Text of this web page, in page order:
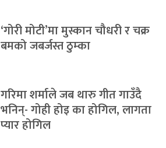
‘गोरी मोटी’मा मुस्कान चौधरी र चक्र
बमको जबर्जस्त ठुम्का
गरिमा शर्माले जब थारु गीत गाउँदै
भनिन्- गोही होइ का होगिल, लागता
प्यार होगिल